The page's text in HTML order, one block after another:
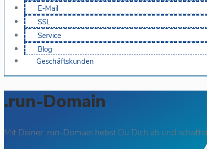
E-Mail
SSL
Service
Blog
Geschäftskunden
.run-Domain
Mit Deiner .run-Domain hebst Du Dich ab und